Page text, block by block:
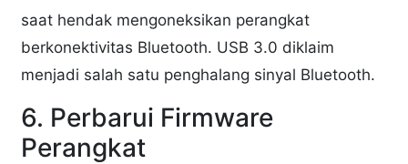
saat hendak mengoneksikan perangkat
berkonektivitas Bluetooth. USB 3.0 diklaim
menjadi salah satu penghalang sinyal Bluetooth.
6. Perbarui Firmware
Perangkat